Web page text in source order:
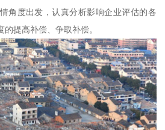
角度出发，认真分析影响企业评估的各
提高补偿、争取补偿。